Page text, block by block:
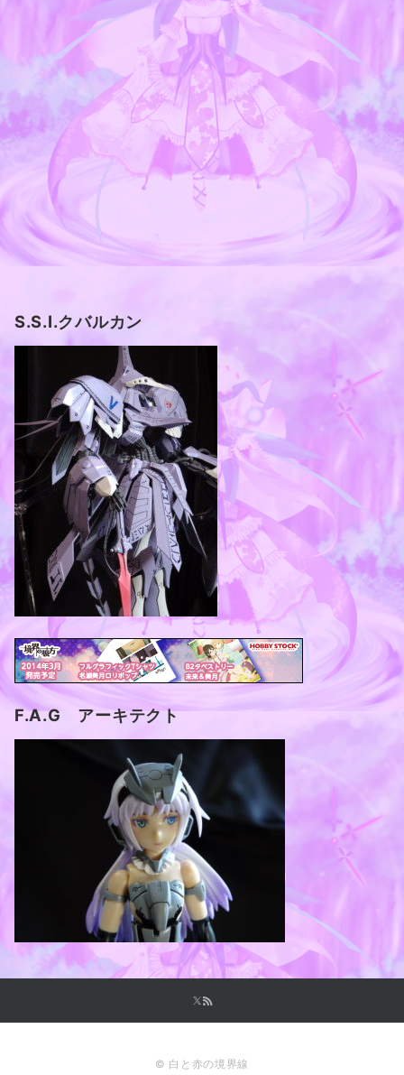
S.S.I.クバルカン
F.A.G アーキテクト
© 白と赤の境界線